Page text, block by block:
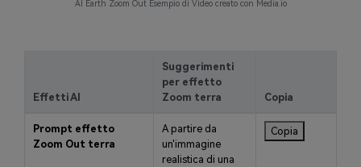
AI Earth Zoom Out Esempio di Video creato con Media.io
Effetti AI
Suggerimenti
per effetto
Zoom terra
Copia
Prompt effetto
Zoom Out terra
A partire da
un'immagine
realistica di una
Copia